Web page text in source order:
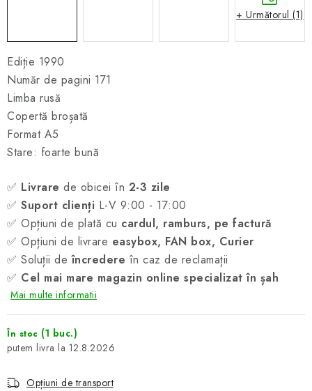
Ediție 1990
Număr de pagini 171
Limba rusă
Copertă broșată
Format A5
Stare: foarte bună
✅ Livrare de obicei în 2-3 zile
✅ Suport clienți L-V 9:00 - 17:00
✅ Opțiuni de plată cu cardul, ramburs, pe factură
✅ Opțiuni de livrare easybox, FAN box, Curier
✅ Soluții deîncredere în caz de reclamații
✅ Cel mai mare magazin online specializat în șah
Mai multe informatii
În stoc (1 buc.)
12.8.2026
Opțiuni de transport
+ Următorul (1)